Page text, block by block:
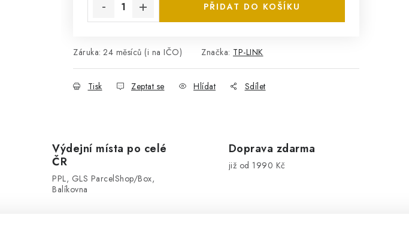
PŘIDAT DO KOŠÍKU
Záruka: 24 měsíců (i na IČO) Značka: TP-LINK
Tisk Zeptat se Hlídat Sdílet
Výdejní místa po celé
ČR
PPL, GLS ParcelShop/Box,
Balíkovna
Doprava zdarma
již od 1990 Kč